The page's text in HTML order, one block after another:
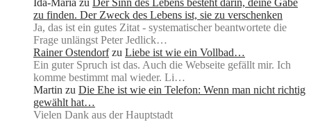
Ida-Maria zu Der Sinn des Lebens besteht darin, deine Gabe
zu finden. Der Zweck des Lebens ist, sie zu verschenken
Ja, das ist ein gutes Zitat - systematischer beantwortete die
Frage unlängst Peter Jedlick…
Rainer Ostendorf zu Liebe ist wie ein Vollbad…
Ein guter Spruch ist das. Auch die Webseite gefällt mir. Ich
komme bestimmt mal wieder. Li…
Martin zu Die Ehe ist wie ein Telefon: Wenn man nicht richtig
gewählt hat…
Vielen Dank aus der Hauptstadt